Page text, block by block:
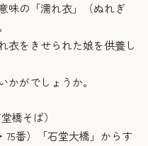
味の「濡れ衣」（ぬれぎ
衣をきせられた娘を供養し
がでしょうか。
橋そば）
75番）「石堂大橋」からす